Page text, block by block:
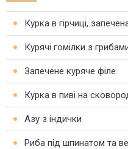
Курка в гірчиці,
Курячі гомілки з
Запечене куряче філе
Курка в пиві на
Азу з індички
Риба під шпинатом та